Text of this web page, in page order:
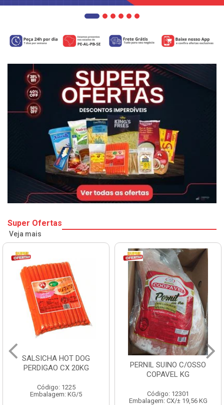
Super Ofertas
Veja mais
SALSICHA HOT DOG
PERDIGAO CX 20KG
Código: 1225
Embalagem: KG/5
PERNIL SUINO C/OSSO
COPAVEL KG
Código: 12301
Embalagem: CX/± 19,56 KG